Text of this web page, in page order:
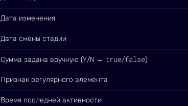
Дата изменения
Дата смены стадии
Сумма задана вручную (Y/N → true/false)
Признак регулярного элемента
Время последней активности